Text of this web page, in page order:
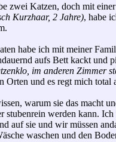
zwei Katzen, doch mit
Kurzhaar, 2 Jahre), habe
habe ich mit meiner
aufs Bett kackt und
im anderen Zimmer
Orten und es regt mich total
warum sie das macht
stubenrein werden kann. Ich
auf sie und wir müssen
waschen und den